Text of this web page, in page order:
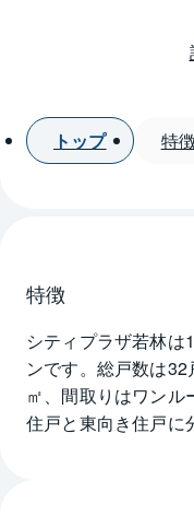
トップ 特
特徴
シティプラザ若林は
ンです。総戸数は
㎡、間取りはワンル
住戸と東向き住戸に